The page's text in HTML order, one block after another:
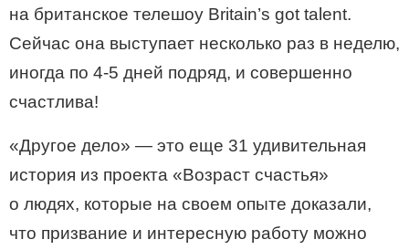
на британское телешоу Britain’s got talent.
Сейчас она выступает несколько раз в неделю,
иногда по 4-5 дней подряд, и совершенно
счастлива!
«Другое дело» — это еще 31 удивительная
история из проекта «Возраст счастья»
о людях, которые на своем опыте доказали,
что призвание и интересную работу можно